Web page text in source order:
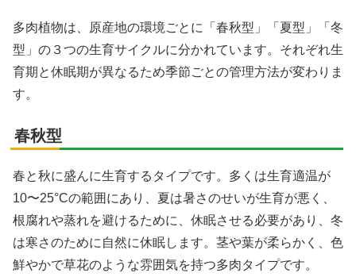
多肉植物は、原産地の環境ごとに「春秋型」「夏型」「冬
型」の３つの生育サイクルに分かれています。それぞれ生
育期と休眠期が異なるため季節ごとの管理方法が変わりま
す。
春秋型
春と秋に盛んに生育するタイプです。多くは生育適温が
10〜25°Cの範囲にあり、夏は暑さのせいが生育が悪く、
根腐れや蒸れを避けるために、休眠させる必要があり、冬
は寒さのために自然に休眠します。茎や葉が柔らかく、色
鮮やかで草花のような雰囲気を持つ多肉タイプです。